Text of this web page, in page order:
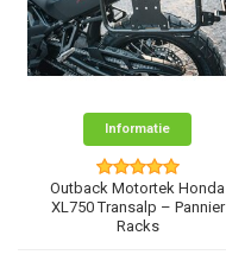
Informatie
Outback Motortek Honda
XL750 Transalp – Pannier
Racks